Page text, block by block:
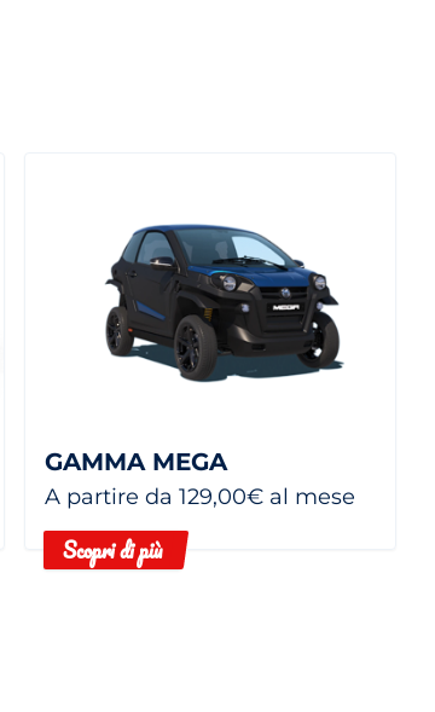
GAMMA MEGA
A partire da 129,00€ al mese
Scopri di più